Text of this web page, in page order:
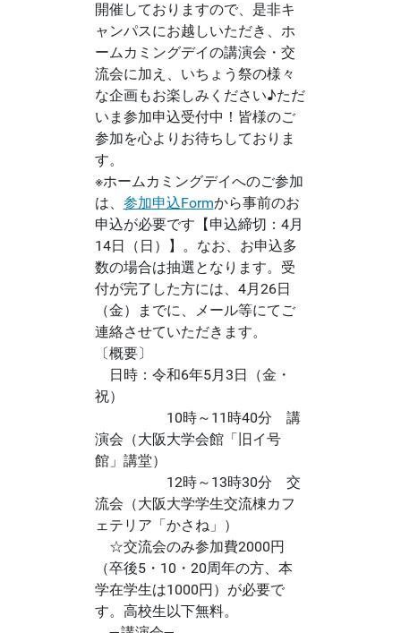
開催しておりますので、是非キ
ャンパスにお越しいただき、ホ
ームカミングデイの講演会・交
流会に加え、いちょう祭の様々
な企画もお楽しみください♪ただ
いま参加申込受付中！皆様のご
参加を心よりお待ちしておりま
す。
※ホームカミングデイへのご参加
は、 参加申込Formから事前のお
申込が必要です【申込締切：4月
14日（日）】。なお、お申込多
数の場合は抽選となります。受
付が完了した方には、4月26日
（金）までに、メール等にてご
連絡させていただきます。
〔概要〕
日時：令和6年5月3日（金・
祝）
10時～11時40分 講
演会（大阪大学会館「旧イ号
館」講堂）
12時～13時30分 交
流会（大阪大学学生交流棟カフ
ェテリア「かさね」）
☆交流会のみ参加費2000円
（卒後5・10・20周年の方、本
学在学生は1000円）が必要で
す。高校生以下無料。